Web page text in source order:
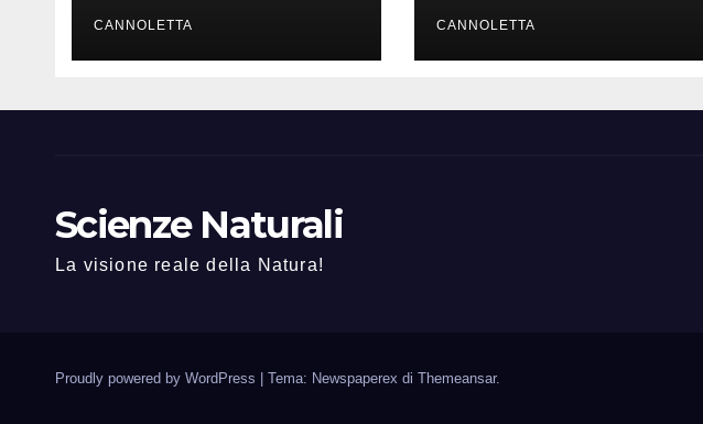
CANNOLETTA CANNOLETTA
Scienze Naturali
La visione reale della Natura!
Proudly powered by WordPress | Tema: Newspaperex di Themeansar.